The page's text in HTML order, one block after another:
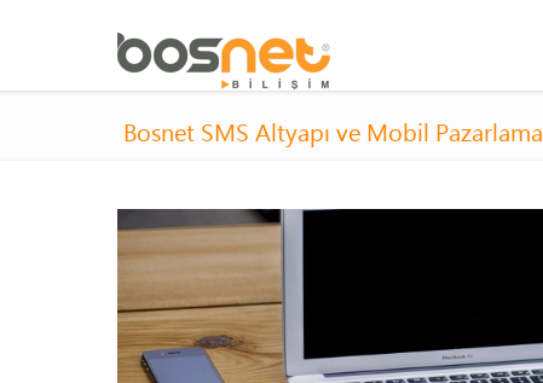
Bosnet SMS Altyapı ve Mobil Pazarlama